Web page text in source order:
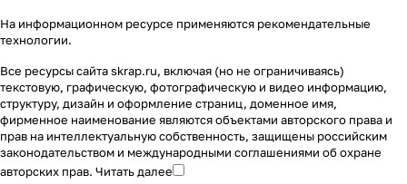
На информационном ресурсе применяются рекомендательные
технологии.
Все ресурсы сайта skrap.ru, включая (но не ограничиваясь)
текстовую, графическую, фотографическую и видео информацию,
структуру, дизайн и оформление страниц, доменное имя,
фирменное наименование являются объектами авторского права и
прав на интеллектуальную собственность, защищены российским
законодательством и международными соглашениями об охране
авторских прав. Читать далее